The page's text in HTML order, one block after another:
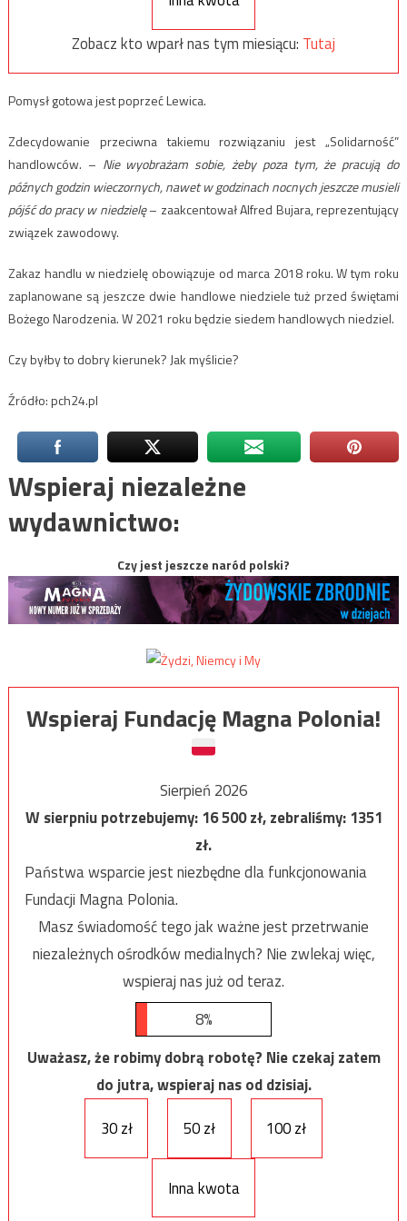
Zobacz kto wparł nas tym miesiącu: Tutaj
Pomysł gotowa jest poprzeć Lewica.
Zdecydowanie przeciwna takiemu rozwiązaniu jest „Solidarność”
handlowców. – Nie wyobrażam sobie, żeby poza tym, że pracują do
późnych godzin wieczornych, nawet w godzinach nocnych jeszcze musieli
pójść do pracy w niedzielę– zaakcentował Alfred Bujara, reprezentujący
związek zawodowy.
Zakaz handlu w niedzielę obowiązuje od marca 2018 roku. W tym roku
zaplanowane są jeszcze dwie handlowe niedziele tuż przed świętami
Bożego Narodzenia. W 2021 roku będzie siedem handlowych niedziel.
Czy byłby to dobry kierunek? Jak myślicie?
Źródło: pch24.pl
Wspieraj niezależne
wydawnictwo:
Czy jest jeszcze naród polski?
Wspieraj Fundację Magna Polonia!
Sierpień 2026
W sierpniu potrzebujemy:16 500zł, zebraliśmy:1351
zł.
Państwa wsparcie jest niezbędne dla funkcjonowania
Fundacji Magna Polonia.
Masz świadomość tego jak ważne jest przetrwanie
niezależnych ośrodków medialnych? Nie zwlekaj więc,
wspieraj nas już od teraz.
8%
Uważasz, że robimy dobrą robotę? Nie czekaj zatem
do jutra, wspieraj nas od dzisiaj.
30 zł
50 zł 100 zł
Inna kwota